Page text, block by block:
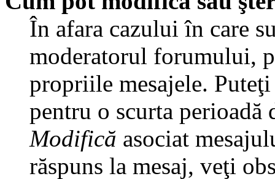
În afara cazului în care
moderatorul forumului,
propriile mesajele.
pentru o scurta perioadă
Modifică asociat
răspuns la mesaj, veţi